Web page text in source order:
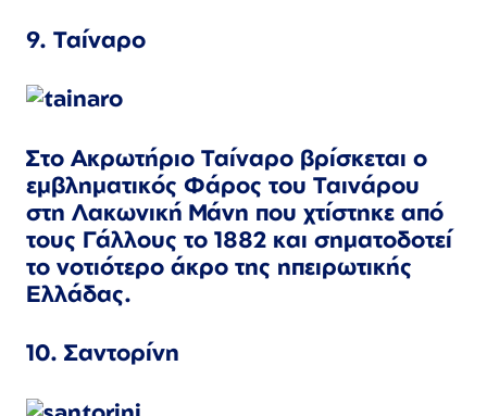
9. Ταίναρο
Στο Ακρωτήριο Ταίναρο βρίσκεται ο
εμβληματικός Φάρος του Ταινάρου
στη Λακωνική Μάνη που χτίστηκε από
τους Γάλλους το 1882 και σηματοδοτεί
το νοτιότερο άκρο της ηπειρωτικής
Ελλάδας.
10. Σαντορίνη